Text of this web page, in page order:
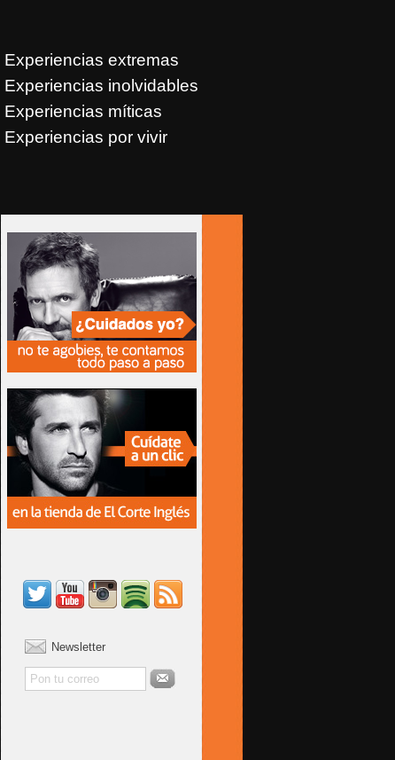
Experiencias extremas
Experiencias inolvidables
Experiencias míticas
Experiencias por vivir
Newsletter